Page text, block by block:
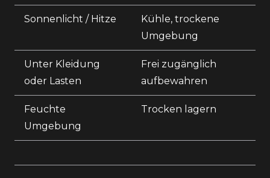
Sonnenlicht / Hitze
Kühle, trockene
Umgebung
Unter Kleidung
oder Lasten
Frei zugänglich
aufbewahren
Feuchte
Umgebung
Trocken lagern